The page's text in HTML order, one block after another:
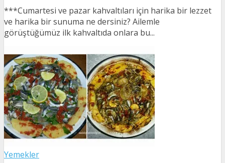
***Cumartesi ve pazar kahvaltıları için harika bir lezzet
ve harika bir sunuma ne dersiniz? Ailemle
görüştüğümüz ilk kahvaltıda onlara bu...
Yemekler